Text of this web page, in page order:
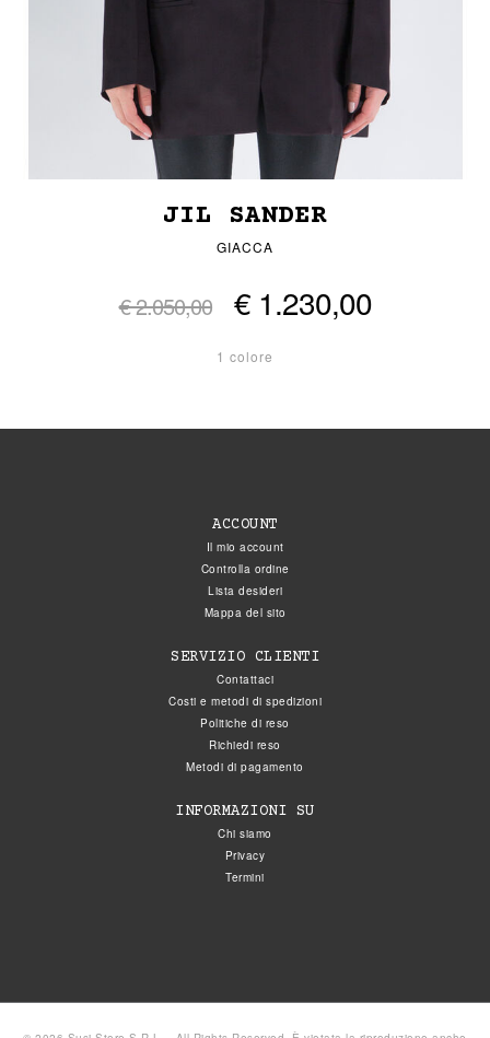
JIL SANDER
GIACCA
€ 2.050,00 € 1.230,00
1 colore
ACCOUNT
Il mio account
Controlla ordine
Lista desideri
Mappa del sito
SERVIZIO CLIENTI
Contattaci
Costi e metodi di spedizioni
Politiche di reso
Richiedi reso
Metodi di pagamento
INFORMAZIONI SU
Chi siamo
Privacy
Termini